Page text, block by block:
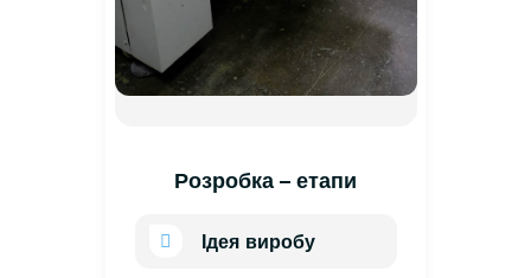
Розробка – етапи
Ідея виробу